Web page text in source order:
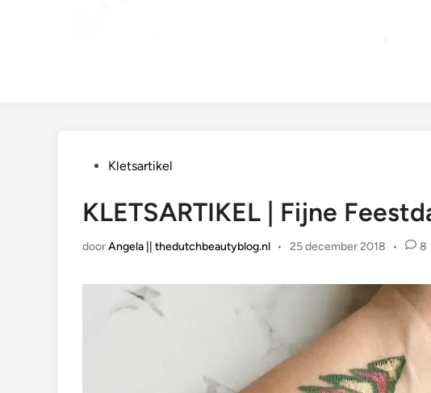
Geplaatst
Kletsartikel
KLETSARTIKEL | Fijne
doorAngela || thedutchbeautyblog.nl • 25 december 2018 • 8